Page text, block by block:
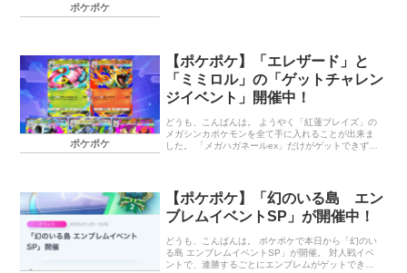
ポケポケ
に期待です。 終わりに… 体調を崩して、只今療養中
です。 ランキング参加中ポケモン ランキング参加中
ポケモン好きな人達と仲良くいくグループ ランキン
グ参加中ゲームブログやってる人の集まり場！
ポケポケ
【ポケポケ】「エレザード」と
「ミミロル」の「ゲットチャレン
ジイベント」開催中！
どうも、こんばんは。 ようやく「紅蓮ブレイズ」の
メガシンカポケモンを全て手に入れることが出来ま
した。 「メガハガネールex」だけがゲットできず、
はエレザードとミミロルのプロモカードがゲットで
きます。 さらに、ヌメラ関連の周辺グッズを交換す
ることができますよ。 「エレザード」と「ミミロ
ゲットできるプロモカード 終わりに… 「エレザー
ド」と「ミミロル」の「ゲットチャレンジイベン
ト」 イベント期間 2026…
【ポケポケ】「幻のいる島 エン
ブレムイベントSP」が開催中！
どうも、こんばんは。 ポケポケで本日から「幻のい
る島 エンブレムイベントSP」が開催。 対人戦イベ
ントで、連勝するごとにエンブレムがゲットできま